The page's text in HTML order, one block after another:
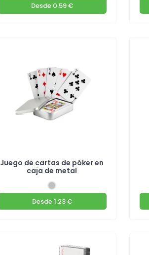
Desde0.59 €
Juego de cartas de póker en
caja de metal
Desde1.23 €